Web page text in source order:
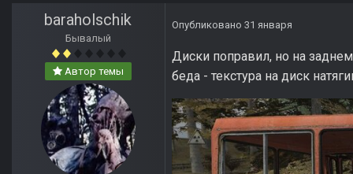
baraholschik
Бывалый
Автор темы
Опубликовано 31 января
Диски поправил, но на
беда - текстура на диск